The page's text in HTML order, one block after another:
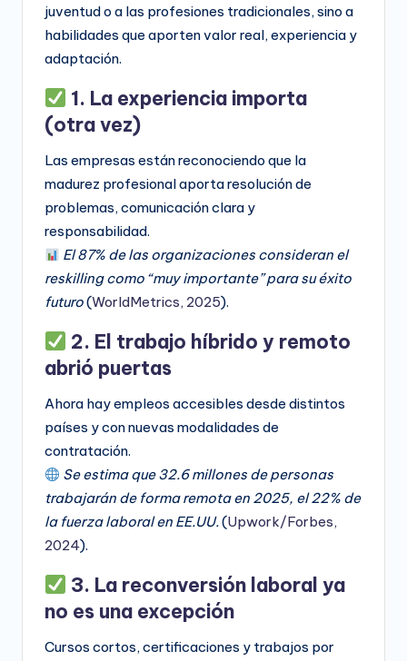
juventud o a las profesiones tradicionales, sino a
habilidades que aporten valor real, experiencia y
adaptación.
1. La experiencia importa
(otra vez)
Las empresas están reconociendo que la
madurez profesional aporta resolución de
problemas, comunicación clara y
responsabilidad.
El 87% de las organizaciones consideran el
reskilling como “muy importante” para su éxito
futuro(WorldMetrics, 2025).
2. El trabajo híbrido y remoto
abrió puertas
Ahora hay empleos accesibles desde distintos
países y con nuevas modalidades de
contratación.
Se estima que 32.6 millones de personas
trabajarán de forma remota en 2025, el 22% de
la fuerza laboral en EE.UU.(Upwork/Forbes,
2024).
3. La reconversión laboral ya
no es una excepción
Cursos cortos, certificaciones y trabajos por